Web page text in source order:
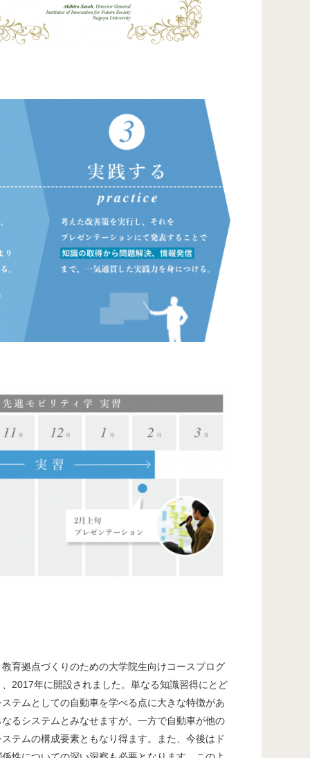
育拠点づくりのための大学院生向けコースプログ
2017年に開設されました。単なる知識習得にとど
テムとしての自動車を学べる点に大きな特徴があ
るシステムとみなせますが、一方で自動車が他の
テムの構成要素ともなり得ます。また、今後はド